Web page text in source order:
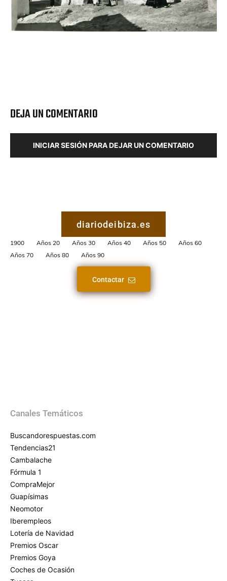
DEJA UN COMENTARIO
INICIAR SESIÓN PARA DEJAR UN COMENTARIO
diariodeibiza.es
1900 Años 20 Años 30 Años 40 Años 50
Años 60
Años 70
Años 80 Años 90
Contactar
Canales Temáticos
Buscandorespuestas.com
Tendencias21
Cambalache
Fórmula 1
CompraMejor
Guapísimas
Neomotor
Iberempleos
Lotería de Navidad
Premios Oscar
Premios Goya
Coches de Ocasión